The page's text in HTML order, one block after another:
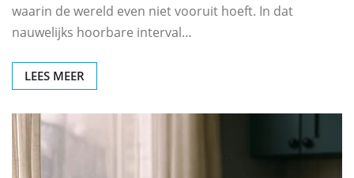
waarin de wereld even niet vooruit hoeft. In dat
nauwelijks hoorbare interval…
LEES MEER